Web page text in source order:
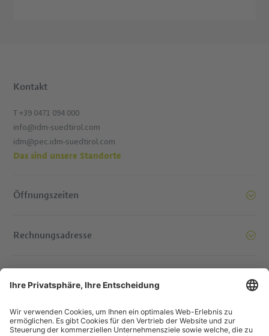
Kontakt
T +39 0471 094 000
info@idm-suedtirol.com
idm@pec.idm-suedtirol.com
Das sind unsere Standorte
Öffnungszeiten
Rechnungsadresse